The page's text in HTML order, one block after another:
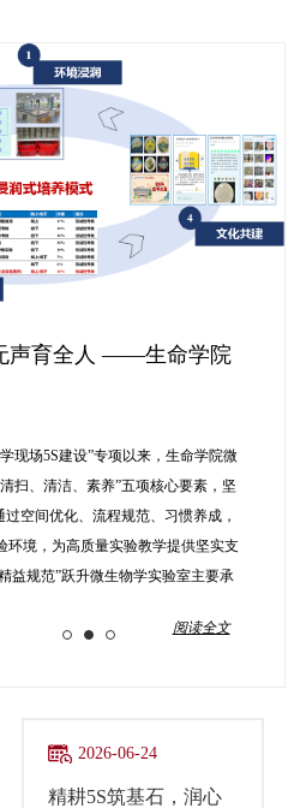
中心 谋划高质量发展
学中心在东十二楼513会议室召开了
浙江大学崔瑾教授围绕生物国家级实
享。崔瑾教授系统介绍了浙江大学
经验。该中心依托4800余平方米现
器设备，构建了覆盖30余个本科专
声育全人 ——生命学院
现场5S建设”专项以来，生命学院微
扫、清洁、素养”五项核心要素，坚
空间优化、流程规范、习惯养成，
环境，为高质量实验教学提供坚实支
益规范”跃升微生物学实验室主要承
阅读全文
设同步推进
在东十二楼513会议室召开了本学期
席会议，重点围绕507实验室5S建设
等议题展开深入研讨。会议首先由艾
成果。针对实验室空间拥挤、老旧仪
以“人机料法环”五大要素为核心，
2026-06-24
精耕5S筑基石，润心